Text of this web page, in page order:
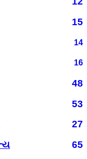
15
14
16
48
53
27
65